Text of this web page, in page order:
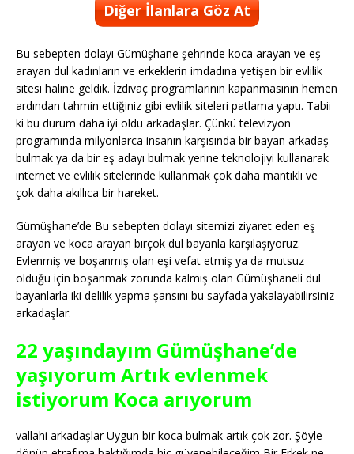
Diğer İlanlara Göz At
Bu sebepten dolayı Gümüşhane şehrinde koca arayan ve eş
arayan dul kadınların ve erkeklerin imdadına yetişen bir evlilik
sitesi haline geldik. İzdivaç programlarının kapanmasının hemen
ardından tahmin ettiğiniz gibi evlilik siteleri patlama yaptı. Tabii
ki bu durum daha iyi oldu arkadaşlar. Çünkü televizyon
programında milyonlarca insanın karşısında bir bayan arkadaş
bulmak ya da bir eş adayı bulmak yerine teknolojiyi kullanarak
internet ve evlilik sitelerinde kullanmak çok daha mantıklı ve
çok daha akıllıca bir hareket.
Gümüşhane’de Bu sebepten dolayı sitemizi ziyaret eden eş
arayan ve koca arayan birçok dul bayanla karşılaşıyoruz.
Evlenmiş ve boşanmış olan eşi vefat etmiş ya da mutsuz
olduğu için boşanmak zorunda kalmış olan Gümüşhaneli dul
bayanlarla iki delilik yapma şansını bu sayfada yakalayabilirsiniz
arkadaşlar.
22 yaşındayım Gümüşhane’de
yaşıyorum Artık evlenmek
istiyorum Koca arıyorum
vallahi arkadaşlar Uygun bir koca bulmak artık çok zor. Şöyle